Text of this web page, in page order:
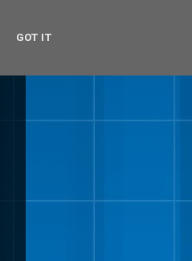
GOT IT